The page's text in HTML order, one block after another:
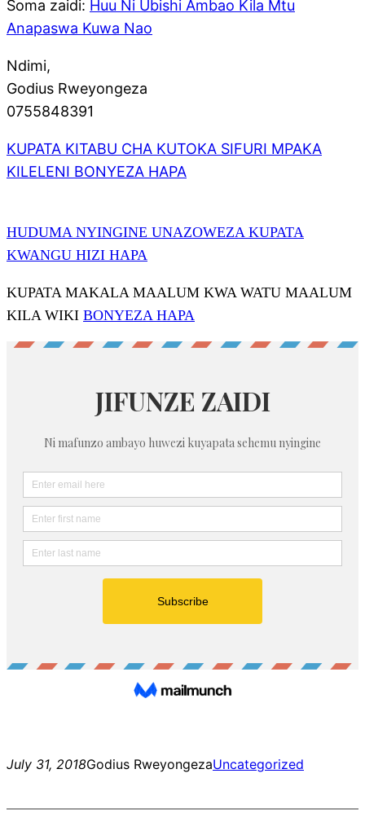
Soma zaidi: Huu Ni Ubishi Ambao Kila Mtu
Anapaswa Kuwa Nao
Ndimi,
Godius Rweyongeza
0755848391
KUPATA KITABU CHA KUTOKA SIFURI MPAKA
KILELENI BONYEZA HAPA
HUDUMA NYINGINE UNAZOWEZA KUPATA
KWANGU HIZI HAPA
KUPATA MAKALA MAALUM KWA WATU MAALUM
KILA WIKI BONYEZA HAPA
July 31, 2018Godius RweyongezaUncategorized